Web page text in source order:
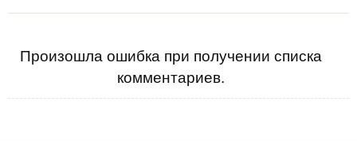
Произошла ошибка при получении списка
комментариев.